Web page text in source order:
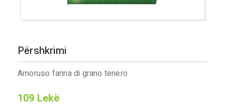
Përshkrimi
Amoruso farina di grano tenero
109 Lekë